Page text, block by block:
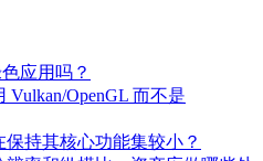
应用吗？
Vulkan/OpenGL 而不是
保持其核心功能集较小？